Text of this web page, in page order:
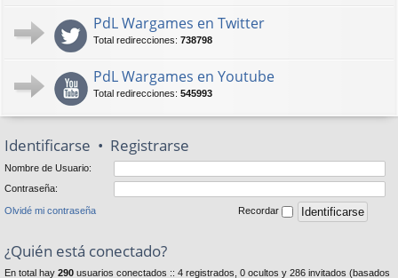
PdL Wargames en Twitter
Total redirecciones: 738798
PdL Wargames en Youtube
Total redirecciones: 545993
Identificarse • Registrarse
Nombre de Usuario:
Contraseña:
Olvidé mi contraseña Recordar
¿Quién está conectado?
En total hay 290 usuarios conectados :: 4 registrados, 0 ocultos y 286 invitados (basados